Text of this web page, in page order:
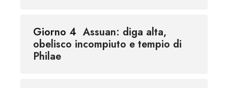
Giorno 4 Assuan: diga alta,
obelisco incompiuto e tempio di
Philae